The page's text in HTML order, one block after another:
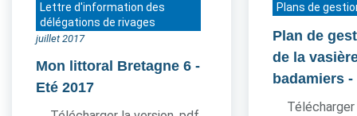
Lettre d'information des
délégations de rivages
juillet 2017
Mon littoral Bretagne 6 -
Eté 2017
Plans de
Plan de
de la
badamiers -